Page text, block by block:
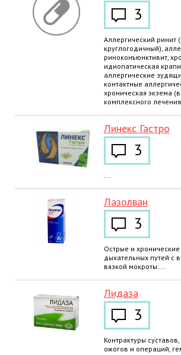
3
Аллергический ринит
круглогодичный),
риноконъюнктивит,
идиопатическая
аллергические
контактные
хроническая экзема
комплексного
Линекс Гастро
3
...
Лазолван
3
Острые и
дыхательных путей с
вязкой мокроты:...
Лидаза
3
Контрактуры
ожогов и операций,